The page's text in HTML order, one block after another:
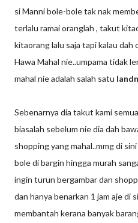
si Manni bole-bole tak nak
terlalu ramai oranglah , takut
kitaorang lalu saja tapi kalau dah
Hawa Mahal nie..umpama tidak
mahal nie adalah salah satu
Sebenarnya dia takut kami
biasalah sebelum nie dia dah
shopping yang mahal..mmg di
bole di bargin hingga murah
ingin turun bergambar dan
dan hanya benarkan 1 jam aje di
membantah kerana banyak